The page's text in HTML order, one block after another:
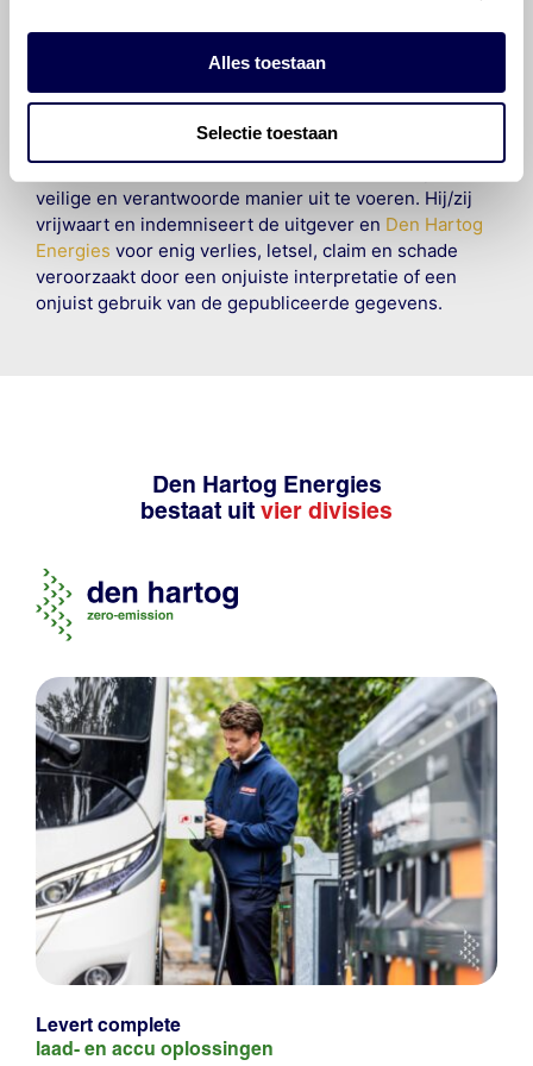
Alles toestaan
Selectie toestaan
veroorzaakt door fouten of omissies in de verstrekte
informatie. Door deze olieaanbevelingsinformatie te
hij/zij de ervaring, de kennis en het vermogen heeft
veilige en verantwoorde manier uit te voeren. Hij/zij
vrijwaart en indemniseert de uitgever en Den Hartog
Energies voor enig verlies, letsel, claim en schade
veroorzaakt door een onjuiste interpretatie of een
onjuist gebruik van de gepubliceerde gegevens.
Den Hartog Energies
bestaat uit vier divisies
Levert complete
laad- en accu oplossingen